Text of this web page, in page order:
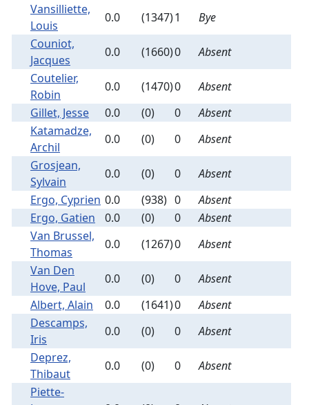
Vansilliette,
Louis
0.0 (1347)1
Bye
Couniot,
Jacques
0.0 (1660)0
Absent
Coutelier,
Robin
0.0 (1470)0
Absent
Gillet, Jesse
0.0 (0) 0
Absent
Katamadze,
Archil
0.0 (0) 0
Absent
Grosjean,
Sylvain
0.0 (0) 0
Absent
Ergo, Cyprien 0.0 (938) 0
Absent
Ergo, Gatien
0.0 (0) 0
Absent
Van Brussel,
Thomas
0.0 (1267)0
Absent
Van Den
Hove, Paul
0.0 (0) 0
Absent
Albert, Alain
0.0 (1641)0
Absent
Descamps,
Iris
0.0 (0) 0
Absent
Deprez,
Thibaut
0.0 (0) 0
Absent
Piette-